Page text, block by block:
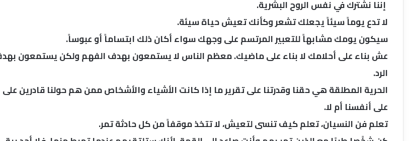
إننا نشترك في نفس الروح البشرية.
لا تدع يوماً سيئاً يجعلك تشعر وكأنك تعيش حياة سيئة.
سيكون يومك مشابهاً للتعبير المرتسم على وجهك سواء أكان ذلك ابتساماً أو عبوساً.
عش بناء على أحلامك لا بناء على ماضيك. معظم الناس لا يستمعون بهدف الفهم ولكن يستمعون
الرد.
الحرية المطلقة هي حقنا وقدرتنا على تقرير ما إذا كانت الأشياء والأشخاص ممن هم حولنا قادرين على
على أنفسنا أم لا.
تعلم فن النسيان، تعلم كيف تنسى لتعيش، لا تتخذ موقفاً من كل حادثة تمر.